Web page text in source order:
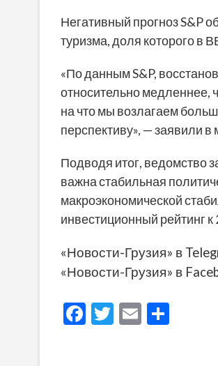
Негативный прогноз S&P
туризма, доля которого в
«По данным S&P,
относительно медленнее,
на что мы возлагаем
перспективу», — заявили
Подводя итог, ведомство
важна стабильная
макроэкономической
инвестиционный рейтинг к
«Новости-Грузия» в
«Новости-Грузия» в
F
T
E